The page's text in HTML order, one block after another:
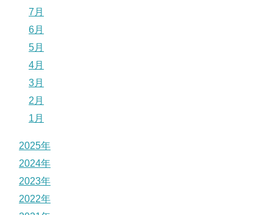
7月
6月
5月
4月
3月
2月
1月
2025年
2024年
2023年
2022年